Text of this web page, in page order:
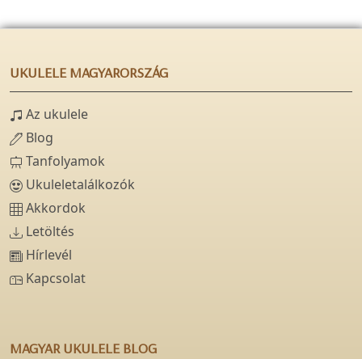
UKULELE MAGYARORSZÁG
Az ukulele
Blog
Tanfolyamok
Ukuleletalálkozók
Akkordok
Letöltés
Hírlevél
Kapcsolat
MAGYAR UKULELE BLOG